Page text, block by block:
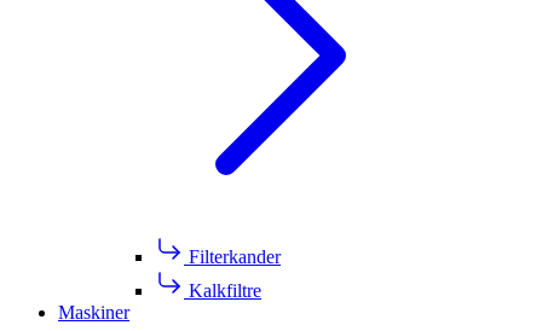
Filterkander
Kalkfiltre
Maskiner